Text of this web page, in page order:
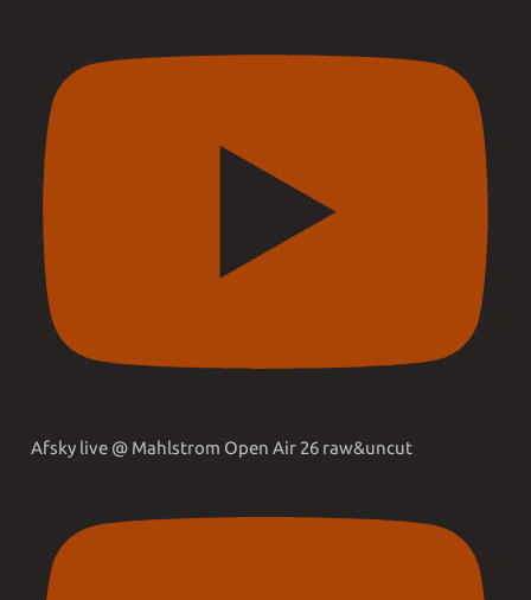
Afsky live @ Mahlstrom Open Air 26 raw&uncut